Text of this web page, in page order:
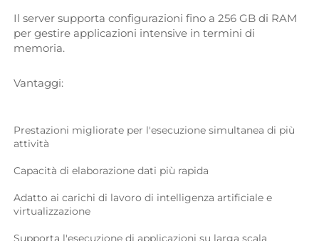
Il server supporta configurazioni fino a 256 GB di RAM
per gestire applicazioni intensive in termini di
memoria.
Vantaggi:
Prestazioni migliorate per l'esecuzione simultanea di più
attività
Capacità di elaborazione dati più rapida
Adatto ai carichi di lavoro di intelligenza artificiale e
virtualizzazione
Supporta l'esecuzione di applicazioni su larga scala